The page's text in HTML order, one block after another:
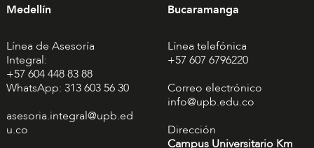
Medellín
Línea de Asesoría
Integral:
+57 604 448 83 88
WhatsApp: 313 603 56 30
asesoria.integral@upb.ed
u.co
Bucaramanga
Línea telefónica
+57 607 6796220
Correo electrónico
info@upb.edu.co
Dirección
Campus Universitario Km